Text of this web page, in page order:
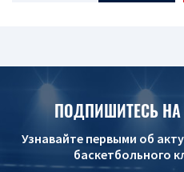
ПОДПИШИТЕСЬ
Узнавайте первыми об
баскетбольного